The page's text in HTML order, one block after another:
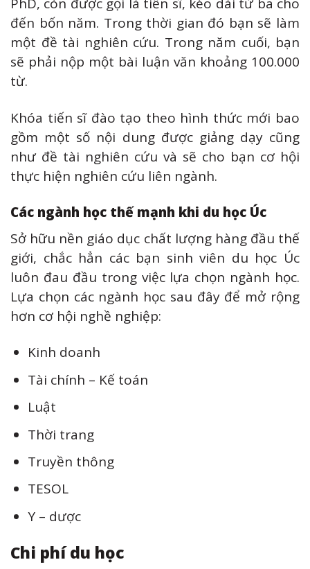
đến bốn năm. Trong thời gian đó bạn sẽ làm
một đề tài nghiên cứu. Trong năm cuối, bạn
sẽ phải nộp một bài luận văn khoảng 100.000
từ.
Khóa tiến sĩ đào tạo theo hình thức mới bao
gồm một số nội dung được giảng dạy cũng
như đề tài nghiên cứu và sẽ cho bạn cơ hội
thực hiện nghiên cứu liên ngành.
Các ngành học thế mạnh khi du học Úc
Sở hữu nền giáo dục chất lượng hàng đầu thế
giới, chắc hẳn các bạn sinh viên du học Úc
luôn đau đầu trong việc lựa chọn ngành học.
Lựa chọn các ngành học sau đây để mở rộng
hơn cơ hội nghề nghiệp:
Kinh doanh
Tài chính – Kế toán
Luật
Thời trang
Truyền thông
TESOL
Y – dược
Chi phí du học